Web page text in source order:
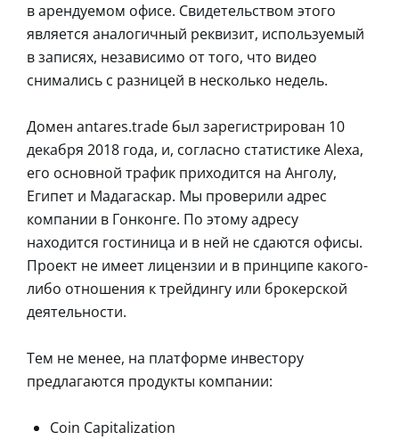
в арендуемом офисе. Свидетельством этого
является аналогичный реквизит, используемый
в записях, независимо от того, что видео
снимались с разницей в несколько недель.
Домен antares.trade был зарегистрирован 10
декабря 2018 года, и, согласно статистике Alexa,
его основной трафик приходится на Анголу,
Египет и Мадагаскар. Мы проверили адрес
компании в Гонконге. По этому адресу
находится гостиница и в ней не сдаются офисы.
Проект не имеет лицензии и в принципе какого-
либо отношения к трейдингу или брокерской
деятельности.
Тем не менее, на платформе инвестору
предлагаются продукты компании:
Сoin Capitalization